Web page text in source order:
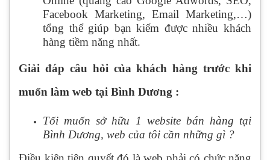
Facebook Marketing, Email Marketing,…)
tổng thể giúp bạn kiếm được nhiều khách
hàng tiềm năng nhất.
Giải đáp câu hỏi của khách hàng trước khi
muốn làm web tại Bình Dương :
Tối muốn sở hữu 1 website bán hàng tại
Bình Dương, web của tôi cần những gì ?